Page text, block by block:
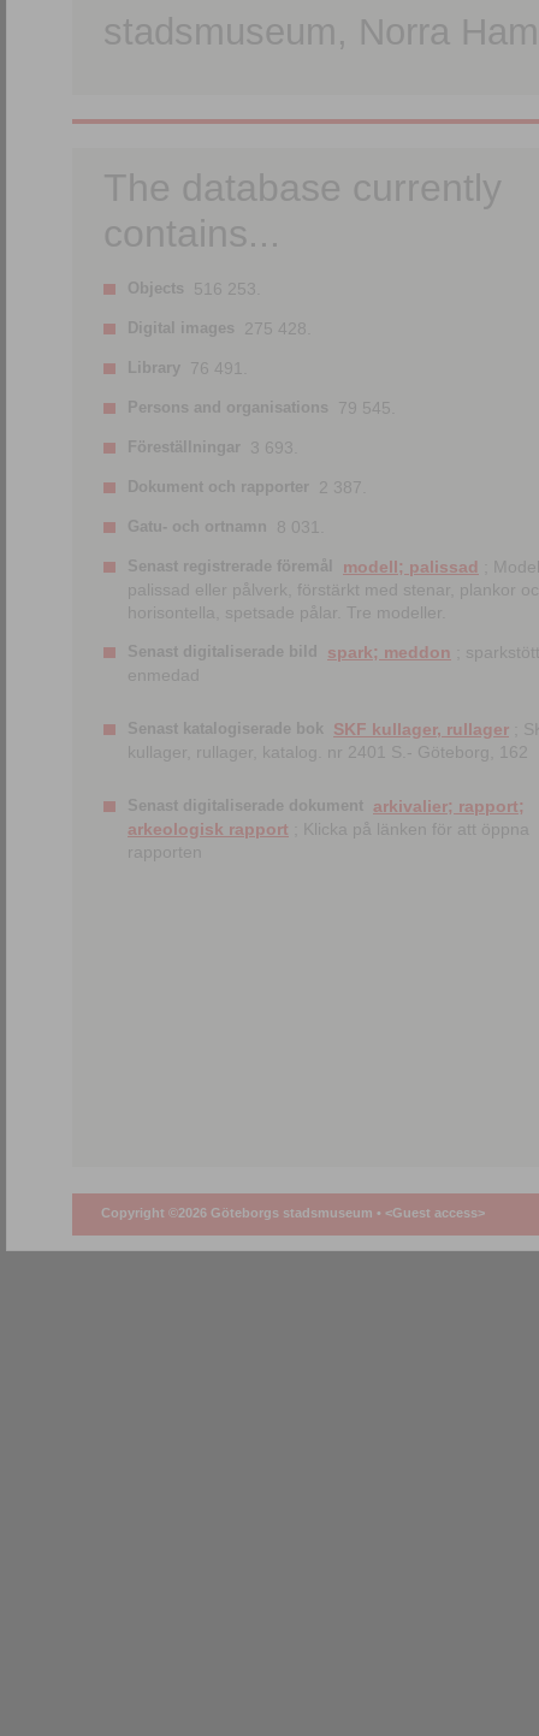
stadsmuseum, Norra
The database currently
contains...
Objects 516 253.
Digital images 275 428.
Library 76 491.
Persons and organisations 79 545.
Föreställningar 3 693.
Dokument och rapporter 2 387.
Gatu- och ortnamn 8 031.
Senast registrerade föremål modell; palissad
;
palissad eller pålverk, förstärkt med stenar, plankor
horisontella, spetsade pålar. Tre modeller.
Senast digitaliserade bild spark; meddon ;
enmedad
Senast katalogiserade bok SKF kullager, rullager ;
kullager, rullager, katalog. nr 2401 S.- Göteborg, 162
Senast digitaliserade dokument arkivalier; rapport;
arkeologisk rapport ; Klicka på länken för att öppna
rapporten
Copyright ©2026 Göteborgs stadsmuseum • <Guest access>